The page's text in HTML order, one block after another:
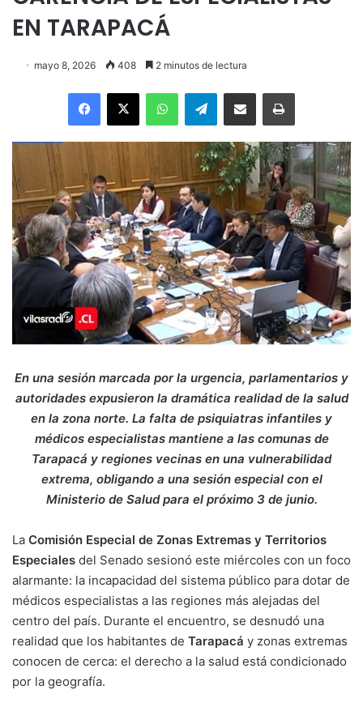
EN TARAPACÁ
mayo 8, 2026 408 2 minutos de lectura
Facebook
X WhatsAppTelegramEnviar vía email Imprimir
En una sesión marcada por la urgencia, parlamentarios y
autoridades expusieron la dramática realidad de la salud
en la zona norte. La falta de psiquiatras infantiles y
médicos especialistas mantiene a las comunas de
Tarapacá y regiones vecinas en una vulnerabilidad
extrema, obligando a una sesión especial con el
Ministerio de Salud para el próximo 3 de junio.
La Comisión Especial de Zonas Extremas y Territorios
Especiales del Senado sesionó este miércoles con un foco
alarmante: la incapacidad del sistema público para dotar de
médicos especialistas a las regiones más alejadas del
centro del país. Durante el encuentro, se desnudó una
realidad que los habitantes de Tarapacá y zonas extremas
conocen de cerca: el derecho a la salud está condicionado
por la geografía.